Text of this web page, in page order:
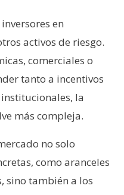
en
activos de riesgo.
comerciales o
tanto a incentivos
la
más compleja.
no solo
como aranceles
sino también a los